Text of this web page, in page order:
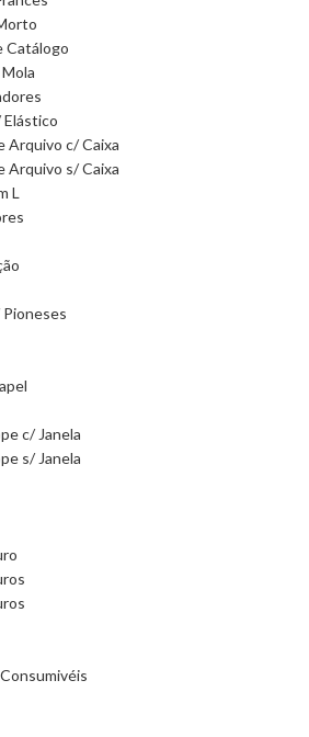
Catálogo
Elástico
Arquivo c/ Caixa
Arquivo s/ Caixa
L
c/ Janela
s/ Janela